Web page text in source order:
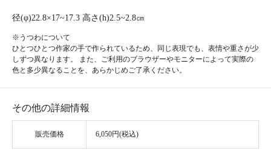
径(φ)22.8×17~17.3 高さ(h)2.5~2.8㎝
※うつわについて
ひとつひとつ作家の手で作られているため、同じ表現でも、表情や重さが少
しずつ異なります。 また、ご利用のブラウザーやモニターによって実際の
色と多少異なることを、あらかじめご了承ください。
その他の詳細情報
販売価格 6,050円(税込)